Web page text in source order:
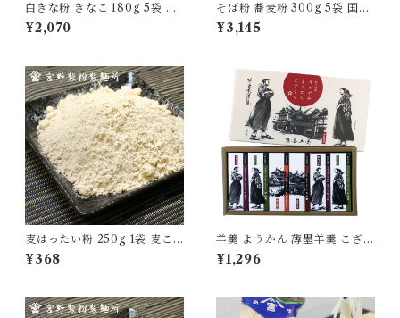
白きな粉 きなこ 180g 5袋 国
産 無添加 大豆 自家製粉 食品
グルメ 粉物 [myn-sknk-05]
¥2,070
そば粉 蕎麦粉 300g 5袋 国産
100％ 自家製粉 無添加 食品
グルメ 粉物 [myn-sbk-05]
¥3,145
麦はったい粉 250g 1袋 麦こ
がし 粉末 国産 裸麦100％ 自
家製粉 無添加 昔ながら 食品
¥368
羊羹 ようかん 薄墨羊羹 こざく
ら 松山道後めぐり 6個入り 茂
本ヒデキチ コラボ 限定 墨絵
z-sh06]
¥1,296